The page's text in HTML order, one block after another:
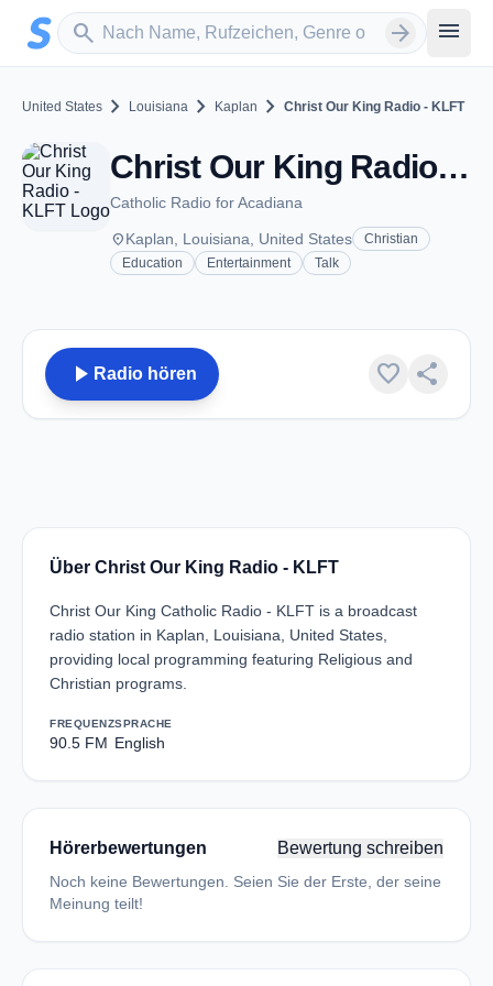
Zum Hauptinhalt springen
search
Sender suchen arrow_forward menu
United States chevron_right Louisiana chevron_right Kaplan chevron_right Christ Our King Radio - KLFT
Christ Our King Radio - KLFT - FM 90.5 - Kaplan, LA
Catholic Radio for Acadiana
placeKaplan, Louisiana, United States
Christian
Education
Entertainment Talk
play_arrow Radio hören favorite share
Über Christ Our King Radio - KLFT
Christ Our King Catholic Radio - KLFT is a broadcast
radio station in Kaplan, Louisiana, United States,
providing local programming featuring Religious and
Christian programs.
FREQUENZ
90.5 FM
SPRACHE
English
Hörerbewertungen Bewertung schreiben
Noch keine Bewertungen. Seien Sie der Erste, der seine
Meinung teilt!